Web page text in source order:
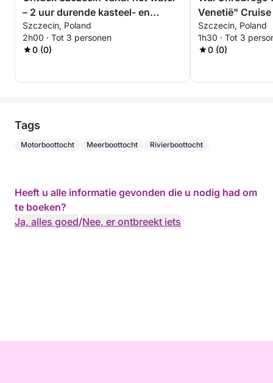
– 2 uur durende kasteel- en
eilandtour
Szczecin, Poland
2h00 · Tot 3 personen
0 (0)
Venetië"
schilderachtige
Szczecin, Poland
1h30 · Tot 3
0 (0)
Tags
Motorboottocht Meerboottocht Rivierboottocht
Heeft u alle informatie gevonden die u nodig had om
te boeken?
Ja, alles goed/Nee, er ontbreekt iets